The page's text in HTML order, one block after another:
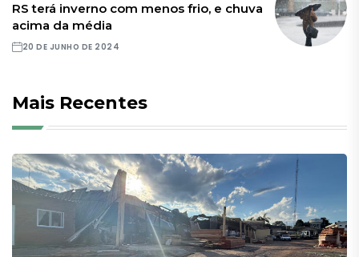
RS terá inverno com menos frio, e chuva
acima da média
20 DE JUNHO DE 2024
Mais Recentes